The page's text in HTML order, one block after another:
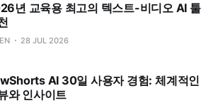
년 교육용 최고의 텍스트-비디오 AI 툴
28 JUL 2026
AI 30일 사용자 경험: 체계적인
와 인사이트